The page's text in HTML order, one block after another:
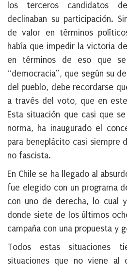
los terceros candidatos
declinaban su participación.
de valor en términos
había que impedir la victoria
en términos de eso que
“democracia”, que según su
del pueblo, debe recordarse
a través del voto, que en
Esta situación que casi que
norma, ha inaugurado el
para beneplácito casi siempre
no fascista.
En Chile se ha llegado al
fue elegido con un programa
con uno de derecha, lo cual
donde siete de los últimos
campaña con una propuesta y
Todos estas situaciones
situaciones que no viene al